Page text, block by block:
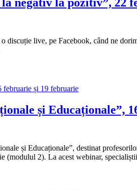
negativ la pozitiv”, 22
live, pe Facebook, când ne
și Educaționale”,
și Educaționale”, destinat
(modulul 2). La acest webinar,